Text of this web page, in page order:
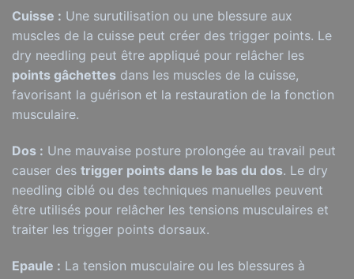
Cuisse : Une surutilisation ou une blessure aux
muscles de la cuisse peut créer des trigger points. Le
dry needling peut être appliqué pour relâcher les
points gâchettes dans les muscles de la cuisse,
favorisant la guérison et la restauration de la fonction
musculaire.
Dos : Une mauvaise posture prolongée au travail peut
causer des trigger points dans le bas du dos. Le dry
needling ciblé ou des techniques manuelles peuvent
être utilisés pour relâcher les tensions musculaires et
traiter les trigger points dorsaux.
Epaule : La tension musculaire ou les blessures à